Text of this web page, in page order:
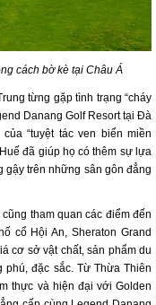
cách bờ kè tại Châu Á
từng gặp tình trạng “cháy
Danang Golf Resort tại Đà
“tuyệt tác ven biển miền
đã giúp họ có thêm sự lựa
gậy trên những sân gôn đẳng
tham quan các điểm đến
cổ Hội An, Sheraton Grand
cơ sở vật chất, sản phẩm du
phú, đặc sắc. Từ Thừa Thiên
thực và hiện đại với Golden